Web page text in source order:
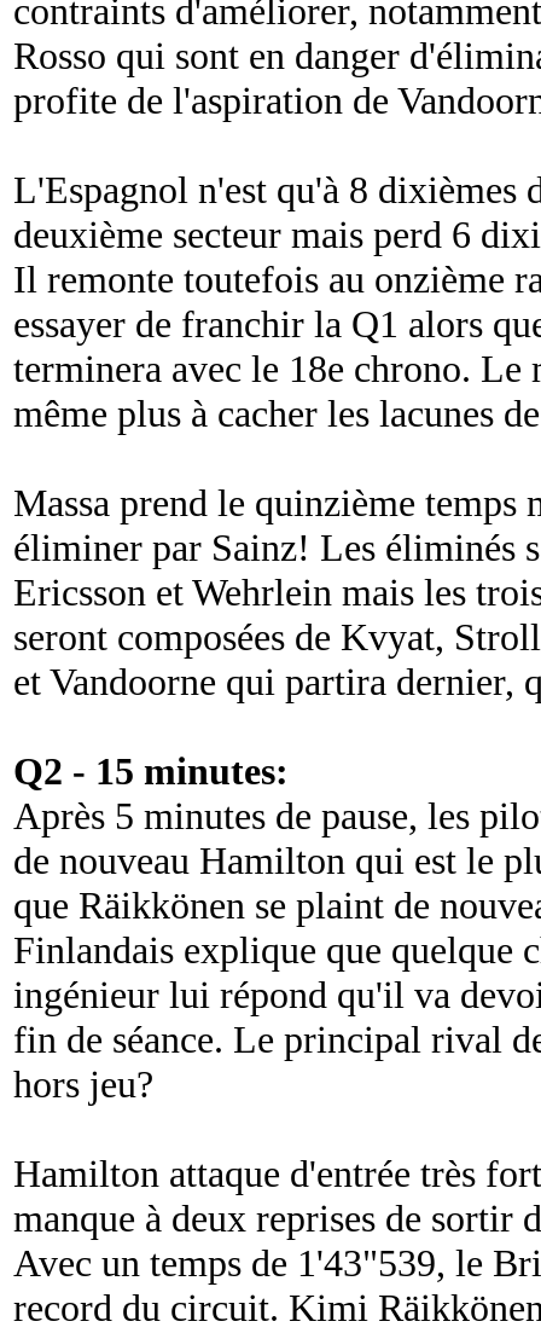
contraints d'améliorer,
Rosso qui sont en danger
profite de l'aspiration de
L'Espagnol n'est qu'à 8 dixièmes
deuxième secteur mais perd 6
Il remonte toutefois au onzième
essayer de franchir la Q1 alors
terminera avec le 18e chrono. Le
même plus à cacher les lacunes
Massa prend le quinzième temps
éliminer par Sainz! Les éliminés
Ericsson et Wehrlein mais les
seront composées de Kvyat,
et Vandoorne qui partira dernier,
Q2 - 15 minutes:
Après 5 minutes de pause, les
de nouveau Hamilton qui est le
que Räikkönen se plaint de
Finlandais explique que quelque
ingénieur lui répond qu'il va
fin de séance. Le principal rival
hors jeu?
Hamilton attaque d'entrée très
manque à deux reprises de sortir
Avec un temps de 1'43"539, le
record du circuit. Kimi